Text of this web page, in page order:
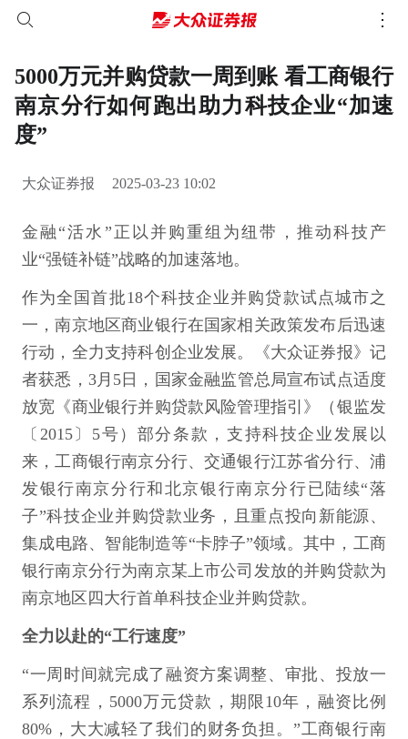
5000万元并购贷款一周到账 看工商银行
南京分行如何跑出助力科技企业“加速
度”
大众证券报 2025-03-23 10:02
金融“活水”正以并购重组为纽带，推动科技产
业“强链补链”战略的加速落地。
作为全国首批18个科技企业并购贷款试点城市之
一，南京地区商业银行在国家相关政策发布后迅速
行动，全力支持科创企业发展。《大众证券报》记
者获悉，3月5日，国家金融监管总局宣布试点适度
放宽《商业银行并购贷款风险管理指引》（银监发
〔2015〕5号）部分条款，支持科技企业发展以
来，工商银行南京分行、交通银行江苏省分行、浦
发银行南京分行和北京银行南京分行已陆续“落
子”科技企业并购贷款业务，且重点投向新能源、
集成电路、智能制造等“卡脖子”领域。其中，工商
银行南京分行为南京某上市公司发放的并购贷款为
南京地区四大行首单科技企业并购贷款。
全力以赴的“工行速度”
“一周时间就完成了融资方案调整、审批、投放一
系列流程，5000万元贷款，期限10年，融资比例
80%，大大减轻了我们的财务负担。”工商银行南